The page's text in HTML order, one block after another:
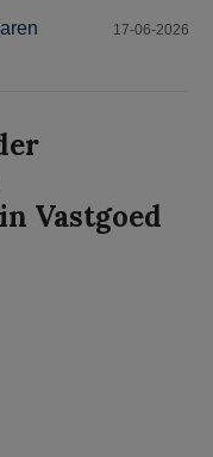
17-06-2026
Vastgoed